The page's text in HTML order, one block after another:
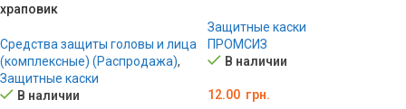
храповик
Средства защиты головы и лица
(комплексные) (Распродажа),
Защитные каски
В наличии
Защитные каски
ПРОМСИЗ
В наличии
12.00 грн.